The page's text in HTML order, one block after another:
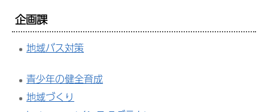
企画課
地域バス対策
青少年の健全育成
地域づくり